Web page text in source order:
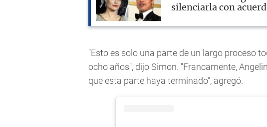
silenciarla con
"Esto es solo una parte de un largo proceso
ocho años", dijo Simon. "Francamente,
que esta parte haya terminado", agregó.